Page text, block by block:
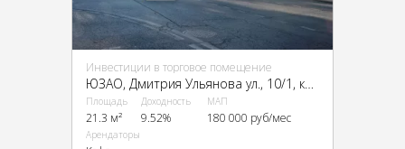
Инвестиции в торговое помещение
ЮЗАО, Дмитрия Ульянова ул., 10/1, кор. 1
Площадь
21.3 м²
Доходность
9.52%
МАП
180 000 руб/мес
Арендаторы